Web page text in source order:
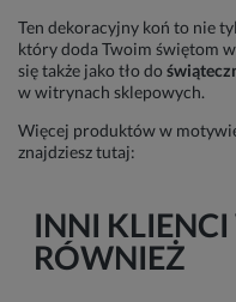
Ten dekoracyjny koń to nie
który doda Twoim świętom
się także jako tło do
w witrynach sklepowych.
Więcej produktów w
znajdziesz tutaj:
INNI
RÓWNIEŻ